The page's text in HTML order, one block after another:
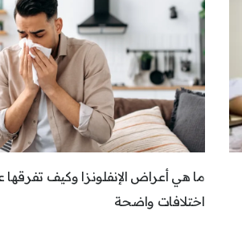
ما هي أعراض الإنفلونزا وكيف تفرقها
اختلافات واضحة